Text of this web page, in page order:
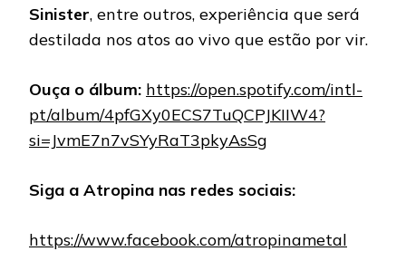
Sinister, entre outros, experiência que será
destilada nos atos ao vivo que estão por vir.
Ouça o álbum: https://open.spotify.com/intl-
pt/album/4pfGXy0ECS7TuQCPJKIIW4?
si=JvmE7n7vSYyRaT3pkyAsSg
Siga a Atropina nas redes sociais:
https://www.facebook.com/atropinametal